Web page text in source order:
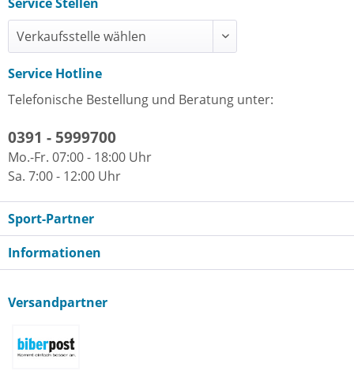
Service Hotline
Telefonische Bestellung und Beratung unter:
0391 - 5999700
Mo.-Fr. 07:00 - 18:00 Uhr
Sa. 7:00 - 12:00 Uhr
Sport-Partner
Informationen
Versandpartner